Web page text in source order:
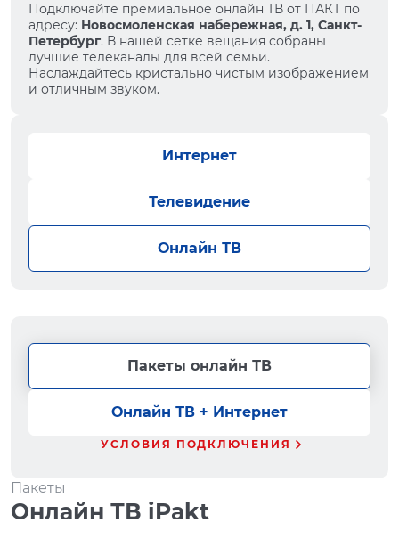
Подключайте премиальное онлайн ТВ от ПАКТ по
адресу: Новосмоленская набережная, д. 1, Санкт-
Петербург. В нашей сетке вещания собраны
лучшие телеканалы для всей семьи.
Наслаждайтесь кристально чистым изображением
и отличным звуком.
Интернет
Телевидение
Онлайн ТВ
Пакеты онлайн ТВ
Онлайн ТВ + Интернет
УСЛОВИЯ ПОДКЛЮЧЕНИЯ
Пакеты
Онлайн ТВ iPakt